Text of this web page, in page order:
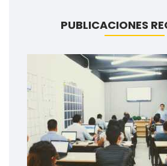
PUBLICACIONES